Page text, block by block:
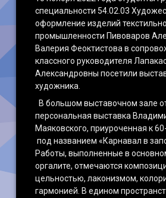
Наши достижения
специальности 54.02.03
оформление изделий
промышленности Пивоваров
Валерия Феоктистова в
классного руководителя
Александровны посетили
художника.
В большом выставочном зале
персональная выставка
Маяковского, приуроченная к
под названием «Карнавал в
Работы, выполненные в
оргалите, отмечаются
цельностью, лаконизмом,
гармонией. В едином